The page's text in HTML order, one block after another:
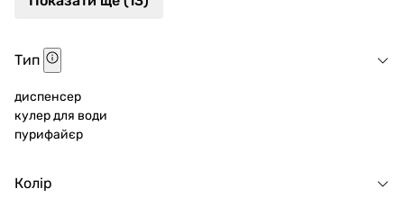
Тип
диспенсер
кулер для води
пурифайєр
Колір